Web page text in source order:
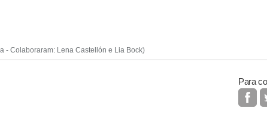
- Colaboraram: Lena Castellón e Lia Bock)
Para